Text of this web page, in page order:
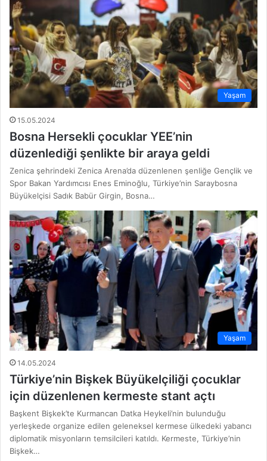
Yaşam
15.05.2024
Bosna Hersekli çocuklar YEE’nin
düzenlediği şenlikte bir araya geldi
Zenica şehrindeki Zenica Arena’da düzenlenen şenliğe Gençlik ve
Spor Bakan Yardımcısı Enes Eminoğlu, Türkiye’nin Saraybosna
Büyükelçisi Sadık Babür Girgin, Bosna…
Yaşam
14.05.2024
Türkiye’nin Bişkek Büyükelçiliği çocuklar
için düzenlenen kermeste stant açtı
Başkent Bişkek’te Kurmancan Datka Heykeli’nin bulunduğu
yerleşkede organize edilen geleneksel kermese ülkedeki yabancı
diplomatik misyonların temsilcileri katıldı. Kermeste, Türkiye’nin
Bişkek…